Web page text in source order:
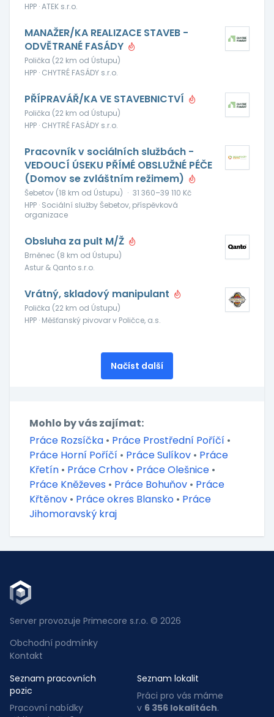
HPP · ATEK s.r.o.
MANAŽER/KA REALIZACE STAVEB -
ODVĚTRANÉ FASÁDY
Polička (22 km od Ústupu)
HPP · CHYTRÉ FASÁDY s.r.o.
PŘÍPRAVÁŘ/KA VE STAVEBNICTVÍ
Polička (22 km od Ústupu)
HPP · CHYTRÉ FASÁDY s.r.o.
Pracovník v sociálních službách -
VEDOUCÍ ÚSEKU PŘÍMÉ OBSLUŽNÉ PÉČE
(Domov se zvláštním režimem)
Šebetov (18 km od Ústupu) · 31 360–39 110 Kč
HPP · Sociální služby Šebetov, příspěvková
organizace
Obsluha za pult M/Ž
Brněnec (8 km od Ústupu)
Astur & Qanto s.r.o.
Vrátný, skladový manipulant
Polička (22 km od Ústupu)
HPP · Měšťanský pivovar v Poličce, a.s.
Načíst další
Mohlo by vás zajímat:
Práce Rozsíčka • Práce Prostřední Poříčí •
Práce Horní Poříčí • Práce Sulíkov • Práce
Křetín • Práce Crhov • Práce Olešnice •
Práce Kněževes • Práce Bohuňov • Práce
Křtěnov • Práce okres Blansko • Práce
Jihomoravský kraj
Server provozuje Primecore s.r.o. © 2026
Obchodní podmínky
Kontakt
Seznam pracovních
pozic
Pracovní nabídky
Seznam lokalit
Práci pro vás máme
v 6 356 lokalitách.